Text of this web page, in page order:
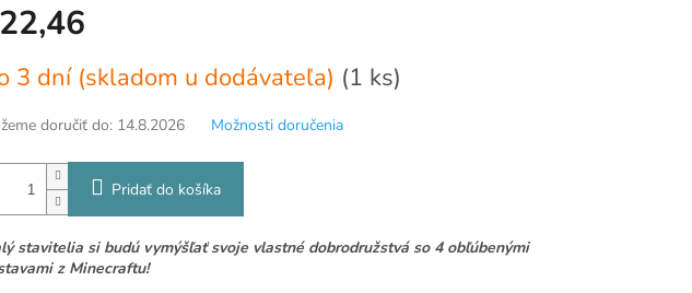
3 dní (skladom u dodávateľa) (1 ks)
doručiť do: 14.8.2026 Možnosti doručenia
Pridať do košíka
stavitelia si budú vymýšľať svoje vlastné dobrodružstvá so 4 obľúbenými
z Minecraftu!